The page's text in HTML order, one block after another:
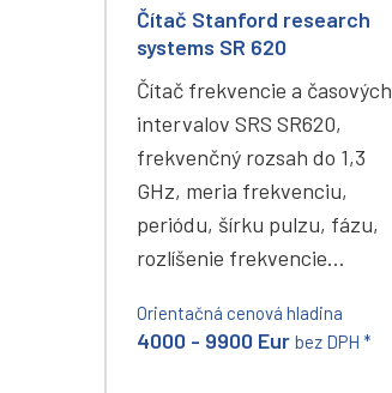
Čítač Stanford research
systems SR 620
Čítač frekvencie a časových
intervalov SRS SR620,
frekvenčný rozsah do 1,3
GHz, meria frekvenciu,
periódu, šírku pulzu, fázu,
rozlíšenie frekvencie…
Orientačná cenová hladina
4000 - 9900 Eur bez DPH *